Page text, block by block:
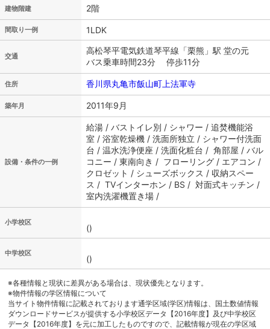
建物階建 2階
間取り一例 1LDK
交通
高松琴平電気鉄道琴平線「栗熊」駅 堂の元
バス乗車時間23分 停歩11分
住所 香川県丸亀市飯山町上法軍寺
築年月 2011年9月
設備・条件の一例
給湯 / バストイレ別 / シャワー / 追焚機能浴
室 / 浴室乾燥機 / 洗面所独立 / シャワー付洗面
台 / 温水洗浄便座 / 洗面化粧台 / 角部屋 / バル
コニー / 東南向き / フローリング / エアコン /
クロゼット / シューズボックス / 収納スペー
ス / TVインターホン / BS / 対面式キッチン /
室内洗濯機置き場 /
小学校区
()
中学校区
()
※各種情報と現状に差異がある場合は、現状優先となります。
※物件情報の学区情報について
当サイト物件情報に記載されております通学区域(学区)情報は、国土数値情報
ダウンロードサービスが提供する小学校区データ【2016年度】及び中学校区
データ【2016年度】を元に加工したものですので、記載情報が現在の学区域